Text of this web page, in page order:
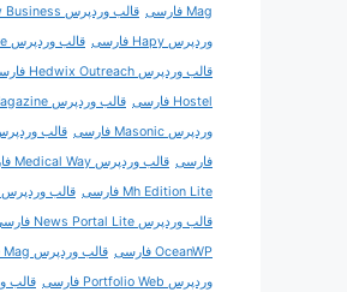
Mag فارسی
قالب وردپرس Grow Business فارسی
وردپرس Hapy فارسی
قالب وردپرس Hasten Lite فارسی
قالب وردپرس Hedwix Outreach فارسی
Hostel فارسی
قالب وردپرس Madd Magazine فارسی
وردپرس Masonic فارسی
فارسی قالب وردپرس Medical Way فارسی
Mh Edition Lite فارسی
قالب وردپرس News Mag فارسی
قالب وردپرس News Portal Lite فارسی
OceanWP فارسی
قالب وردپرس Online Mag فارسی
وردپرس Portfolio Web فارسی